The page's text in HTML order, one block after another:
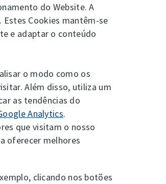
do Website. A
Cookies mantêm-se
e adaptar o conteúdo
o modo como os
Além disso, utiliza um
as tendências do
Analytics.
que visitam o nosso
oferecer melhores
clicando nos botões